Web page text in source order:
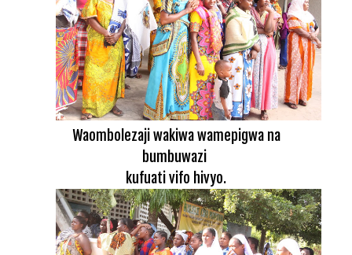
Waombolezaji wakiwa wamepigwa na
bumbuwazi
kufuati vifo hivyo.